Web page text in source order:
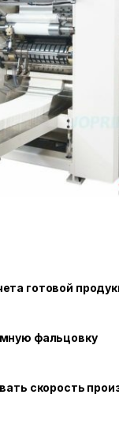
готовой
фальцовку
скорость